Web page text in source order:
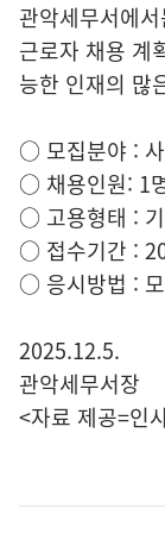
관악세무서에
근로자 채용 계
능한 인재의 많
○ 모집분야 :
○ 채용인원: 1
○ 고용형태 :
○ 접수기간 :
○ 응시방법 :
2025.12.5.
관악세무서장
<자료 제공=인